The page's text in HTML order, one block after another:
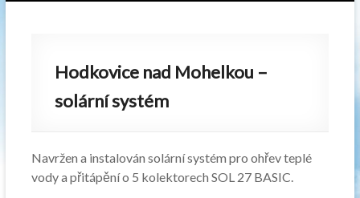
Hodkovice nad Mohelkou –
solární systém
Navržen a instalován solární systém pro ohřev teplé
vody a přitápění o 5 kolektorech SOL 27 BASIC.